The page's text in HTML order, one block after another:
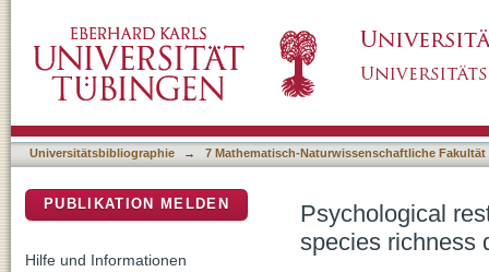
bird walk in a suburban blue space
Universitätsbibliographie → 7 Mathematisch-Naturwissenschaftliche Fakultät
Psychological
species richness
PUBLIKATION MELDEN
Hilfe und Informationen